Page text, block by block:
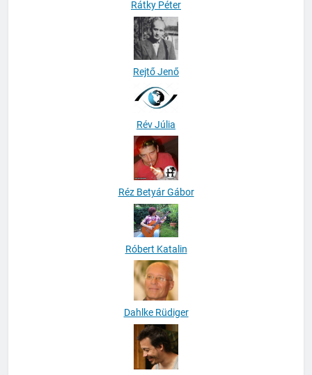
Rátky Péter
Rév Júlia
Réz Betyár Gábor
Róbert Katalin
Dahlke Rüdiger